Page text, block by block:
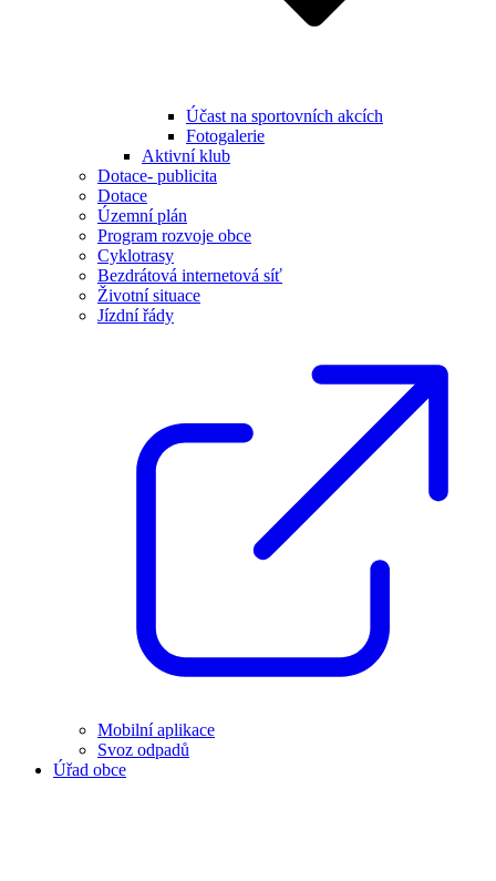
Účast na sportovních akcích
Fotogalerie
Aktivní klub
Dotace- publicita
Dotace
Územní plán
Program rozvoje obce
Cyklotrasy
Bezdrátová internetová síť
Životní situace
Jízdní řády
Mobilní aplikace
Svoz odpadů
Úřad obce